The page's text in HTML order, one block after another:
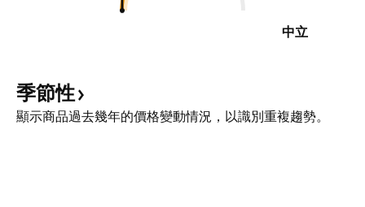
中立
季節性
顯示商品過去幾年的價格變動情況，以識別重複趨勢。